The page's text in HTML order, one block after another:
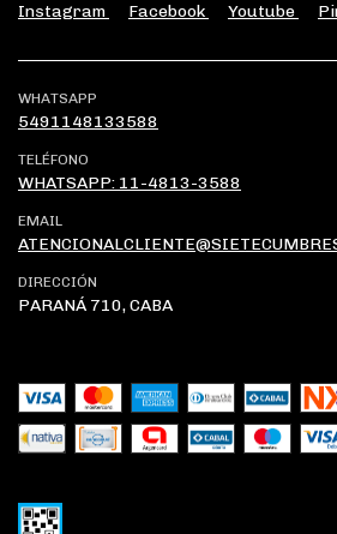
Instagram Facebook Youtube
WHATSAPP
5491148133588
TELÉFONO
WHATSAPP: 11-4813-3588
EMAIL
DIRECCIÓN
PARANÁ 710, CABA